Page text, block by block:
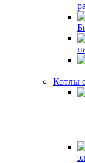
Котлы